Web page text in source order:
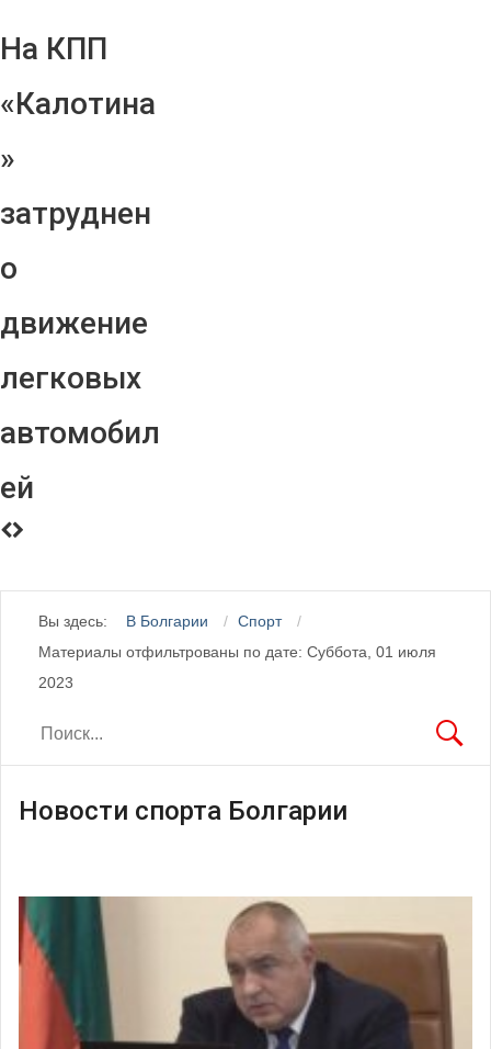
На КПП
«Калотина
»
затруднен
о
движение
легковых
автомобил
ей
Вы здесь: В Болгарии
Спорт
Материалы отфильтрованы по дате: Суббота, 01 июля
2023
Новости спорта Болгарии